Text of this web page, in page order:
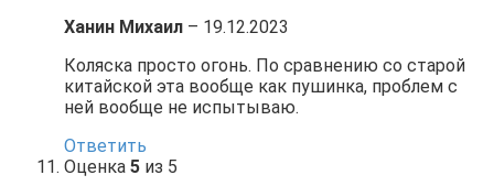
Ханин Михаил – 19.12.2023
Коляска просто огонь. По сравнению со старой
китайской эта вообще как пушинка, проблем с
ней вообще не испытываю.
Ответить
Оценка 5 из 5